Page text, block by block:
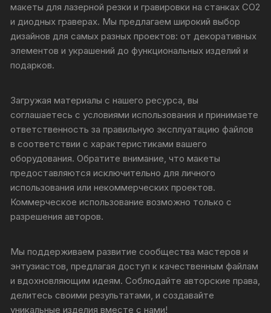
макеты для лазерной резки и гравировки на станках CO2
и диодных граверах. Мы предлагаем широкий выбор
дизайнов для самых разных проектов: от декоративных
элементов и украшений до функциональных изделий и
подарков.
Загружая материалы с нашего ресурса, вы
соглашаетесь с условиями использования и принимаете
ответственность за правильную эксплуатацию файлов
в соответствии с характеристиками вашего
оборудования. Обратите внимание, что макеты
предоставляются исключительно для личного
использования или некоммерческих проектов.
Коммерческое использование возможно только с
разрешения авторов.
Мы поддерживаем развитие сообщества мастеров и
энтузиастов, предлагая доступ к качественным файлам
и вдохновляющим идеям. Соблюдайте авторские права,
делитесь своими результатами, и создавайте
уникальные изделия вместе с нами!